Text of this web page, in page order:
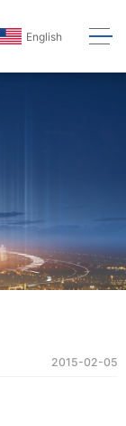
English
2015-02-05